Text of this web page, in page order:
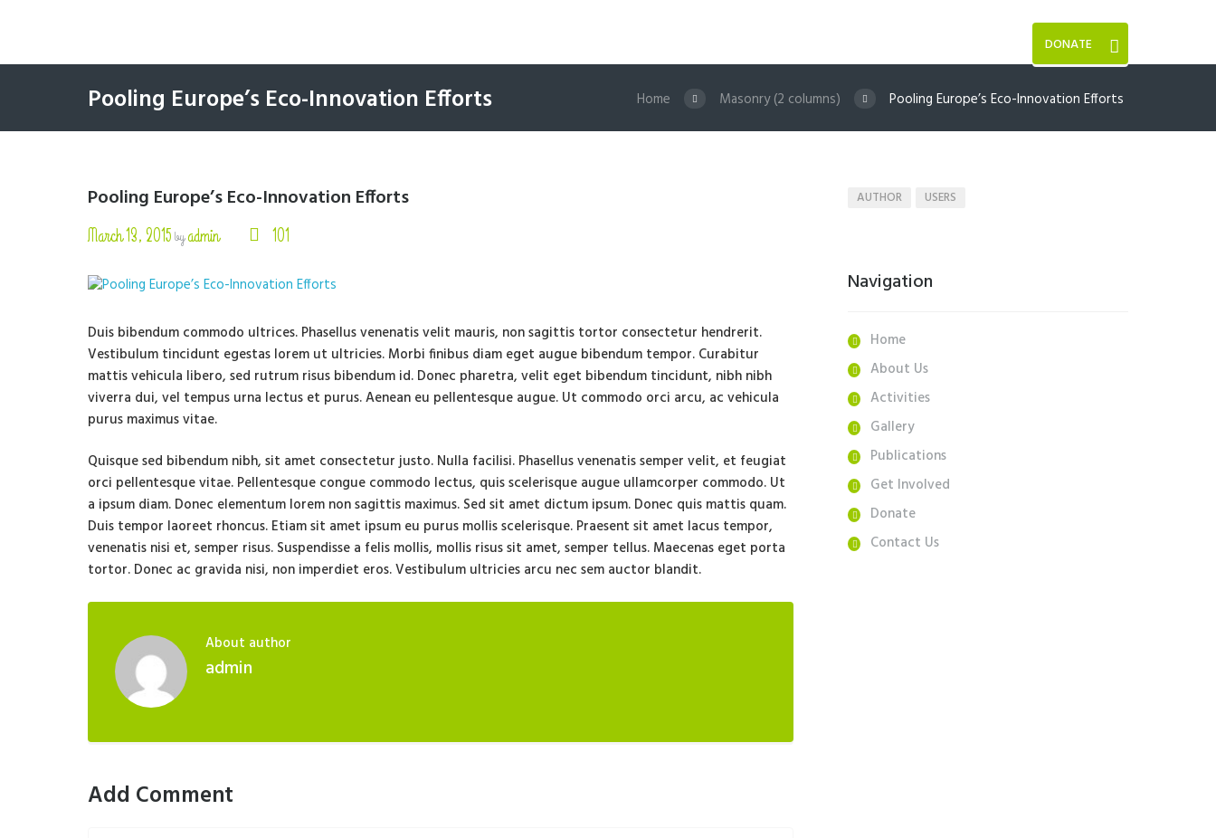
DONATE
Home Masonry (2 columns) Pooling Europe’s Eco-Innovation Efforts
Pooling Europe’s Eco-Innovation Efforts
Pooling Europe’s Eco-Innovation Efforts
March 13, 2015 byadmin 101
Duis bibendum commodo ultrices. Phasellus venenatis velit mauris, non sagittis tortor consectetur hendrerit.
Vestibulum tincidunt egestas lorem ut ultricies. Morbi finibus diam eget augue bibendum tempor. Curabitur
mattis vehicula libero, sed rutrum risus bibendum id. Donec pharetra, velit eget bibendum tincidunt, nibh nibh
viverra dui, vel tempus urna lectus et purus. Aenean eu pellentesque augue. Ut commodo orci arcu, ac vehicula
purus maximus vitae.
Quisque sed bibendum nibh, sit amet consectetur justo. Nulla facilisi. Phasellus venenatis semper velit, et feugiat
orci pellentesque vitae. Pellentesque congue commodo lectus, quis scelerisque augue ullamcorper commodo. Ut
a ipsum diam. Donec elementum lorem non sagittis maximus. Sed sit amet dictum ipsum. Donec quis mattis quam.
Duis tempor laoreet rhoncus. Etiam sit amet ipsum eu purus mollis scelerisque. Praesent sit amet lacus tempor,
venenatis nisi et, semper risus. Suspendisse a felis mollis, mollis risus sit amet, semper tellus. Maecenas eget porta
tortor. Donec ac gravida nisi, non imperdiet eros. Vestibulum ultricies arcu nec sem auctor blandit.
About author
admin
Add Comment
AUTHOR USERS
Navigation
Home
About Us
Activities
Gallery
Publications
Get Involved
Donate
Contact Us